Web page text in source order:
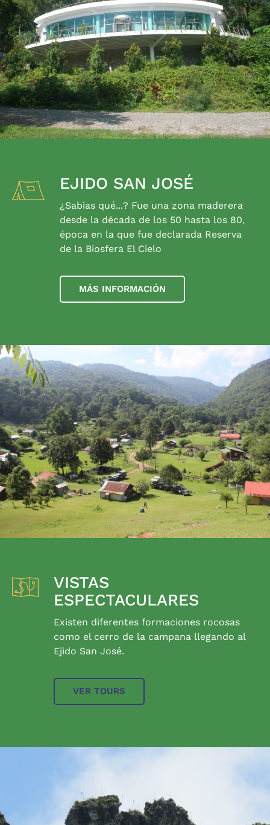
EJIDO SAN JOSÉ
¿Sabias qué...? Fue una zona maderera
desde la década de los 50 hasta los 80,
época en la que fue declarada Reserva
de la Biosfera El Cielo
MÁS INFORMACIÓN
VISTAS
ESPECTACULARES
Existen diferentes formaciones rocosas
como el cerro de la campana llegando al
Ejido San José.
VER TOURS